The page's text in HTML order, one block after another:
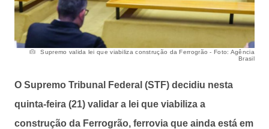
Supremo valida lei que viabiliza construção da Ferrogrão - Foto: Agência
Brasil
O Supremo Tribunal Federal (STF) decidiu nesta
quinta-feira (21) validar a lei que viabiliza a
construção da Ferrogrão, ferrovia que ainda está em